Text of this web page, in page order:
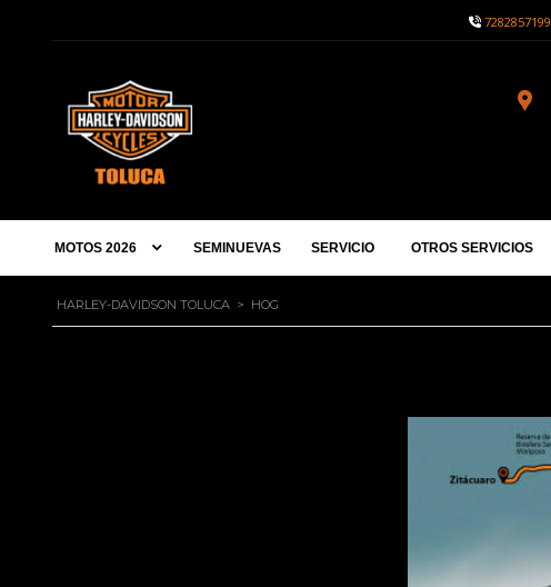
7282857199
MOTOS 2026 SEMINUEVAS SERVICIO OTROS SERVICIOS
HARLEY-DAVIDSON TOLUCA > HOG